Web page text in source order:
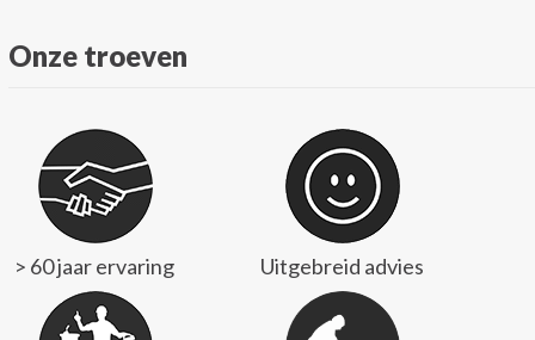
Onze troeven
> 60 jaar ervaring Uitgebreid advies